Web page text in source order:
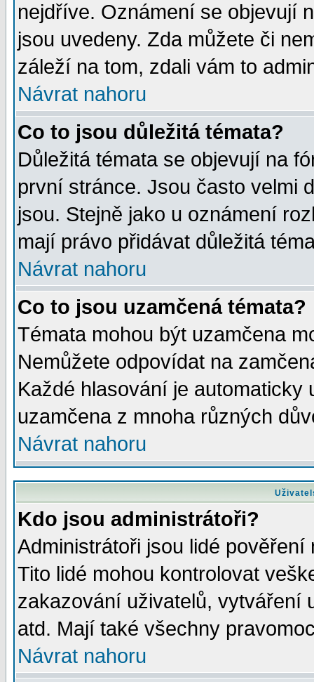
nejdříve. Oznámení se objevují
jsou uvedeny. Zda můžete či
záleží na tom, zdali vám to
Návrat nahoru
Co to jsou důležitá témata?
Důležitá témata se objevují na
první stránce. Jsou často velmi
jsou. Stejně jako u oznámení
mají právo přidávat důležitá
Návrat nahoru
Co to jsou uzamčená témata?
Témata mohou být uzamčena
Nemůžete odpovídat na
Každé hlasování je automaticky
uzamčena z mnoha různých
Návrat nahoru
Kdo jsou administrátoři?
Administrátoři jsou lidé
Tito lidé mohou kontrolovat
zakazování uživatelů, vytváření
atd. Mají také všechny
Návrat nahoru